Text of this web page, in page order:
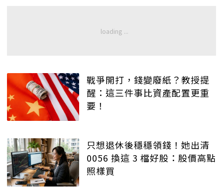
戰爭開打，錢變廢紙？教授提
醒：這三件事比資產配置更重
要！
只想退休後穩穩領錢！她出清
0056 換這 3 檔好股：股價高點
照樣買